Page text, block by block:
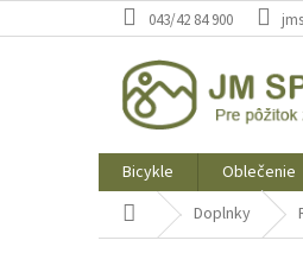
na
043/42 84 900
Bicykle Oblečenie
DomovDoplnky